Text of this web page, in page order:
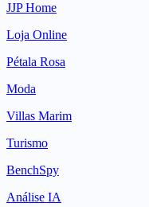
JJP Home
Loja Online
Pétala Rosa
Moda
Villas Marim
Turismo
BenchSpy
Análise IA